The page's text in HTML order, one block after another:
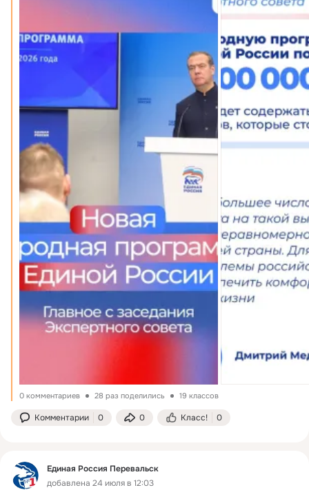
0 комментариев 28 раз поделились 19 классов
Комментарии 0 0 Класс! 0
Единая Россия Перевальск
добавлена 24 июля в 12:03